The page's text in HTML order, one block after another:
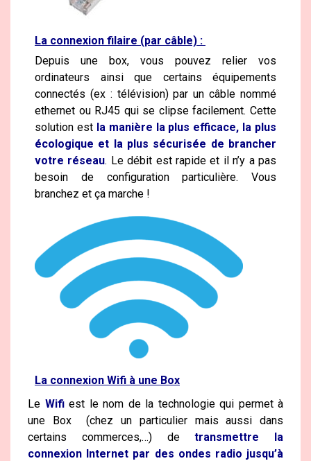
La connexion filaire (par câble) :
Depuis une box, vous pouvez relier vos
ordinateurs ainsi que certains équipements
connectés (ex : télévision) par un câble nommé
ethernet ou RJ45 qui se clipse facilement. Cette
solution est la manière la plus efficace, la plus
écologique et la plus sécurisée de brancher
votre réseau. Le débit est rapide et il n’y a pas
besoin de configuration particulière. Vous
branchez et ça marche !
La connexion Wifi à une Box
Le Wifiest le nom de la technologie qui permet à
une Box (chez un particulier mais aussi dans
certains commerces,…) detransmettre la
connexion Internet par des ondes radio jusqu’à